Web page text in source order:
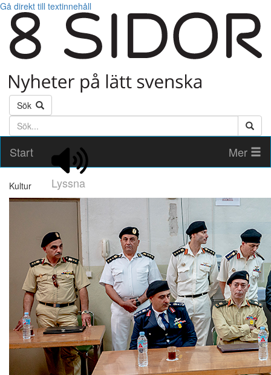
Gå direkt till textinnehåll
Sök
Söktext
Start
Lyssna
Mer
Kultur